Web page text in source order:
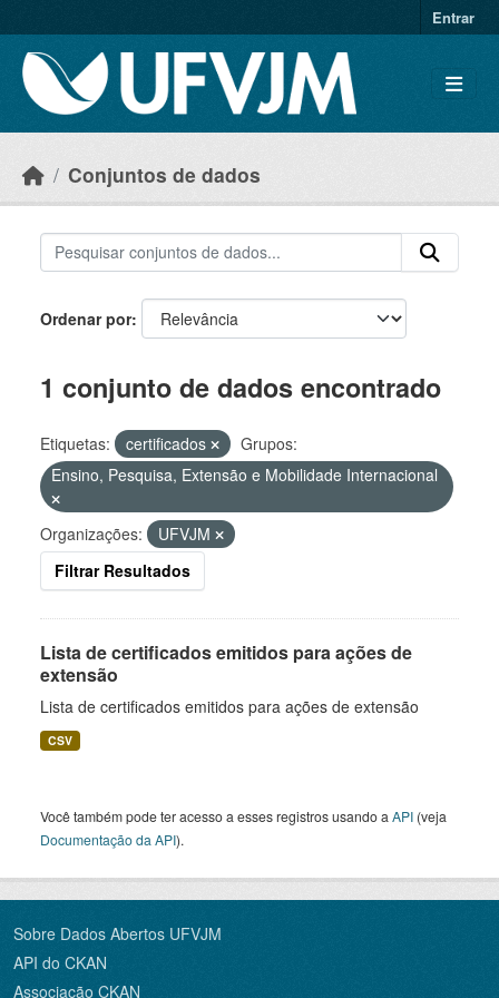
Entrar
Conjuntos de dados
Ordenar por
1 conjunto de dados encontrado
Etiquetas: certificados
Grupos:
Ensino, Pesquisa, Extensão e Mobilidade Internacional
Organizações:
UFVJM
Filtrar Resultados
Lista de certificados emitidos para ações de
extensão
Lista de certificados emitidos para ações de extensão
CSV
Você também pode ter acesso a esses registros usando a API (veja
Documentação da API).
Sobre Dados Abertos UFVJM
API do CKAN
Associação CKAN